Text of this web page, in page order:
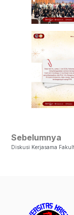
Sebelumnya